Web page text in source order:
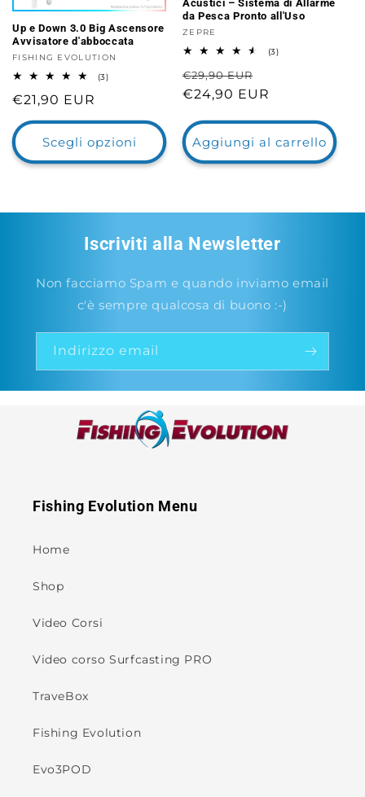
Up e Down 3.0 Big Ascensore
Avvisatore d'abboccata
Fornitore:
FISHING EVOLUTION
(3)3
Prezzo
di
listino
€21,90 EUR
Scegli opzioni
Acustici – Sistema di Allarme
da Pesca Pronto all'Uso
Fornitore:
ZEPRE
(3)3
Prezzo
di
€29,90 EUR
scontato
€24,90 EUR
Aggiungi al carrello
Iscriviti alla Newsletter
Non facciamo Spam e quando inviamo email
c'è sempre qualcosa di buono :-)
Indirizzo email
Fishing Evolution Menu
Home
Shop
Video Corsi
Video corso Surfcasting PRO
TraveBox
Fishing Evolution
Evo3POD